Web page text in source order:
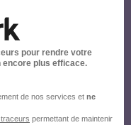
pour rendre votre
encore plus efficace.
de nos services et ne
permettant de maintenir